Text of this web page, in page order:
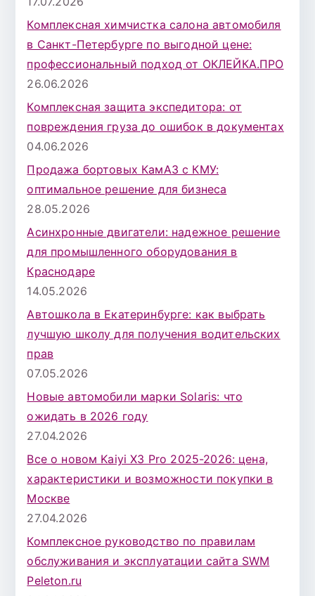
Комплексная химчистка салона автомобиля
в Санкт-Петербурге по выгодной цене:
профессиональный подход от ОКЛЕЙКА.ПРО
26.06.2026
Комплексная защита экспедитора: от
повреждения груза до ошибок в документах
04.06.2026
Продажа бортовых КамАЗ с КМУ:
оптимальное решение для бизнеса
28.05.2026
Асинхронные двигатели: надежное решение
для промышленного оборудования в
Краснодаре
14.05.2026
Автошкола в Екатеринбурге: как выбрать
лучшую школу для получения водительских
прав
07.05.2026
Новые автомобили марки Solaris: что
ожидать в 2026 году
27.04.2026
Все о новом Kaiyi X3 Pro 2025-2026: цена,
характеристики и возможности покупки в
Москве
27.04.2026
Комплексное руководство по правилам
обслуживания и эксплуатации сайта SWM
Peleton.ru